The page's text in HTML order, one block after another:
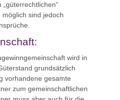
sind jedoch
wird in
grundsätzlich
vorhandene gesamte
zum gemeinschaftlichen